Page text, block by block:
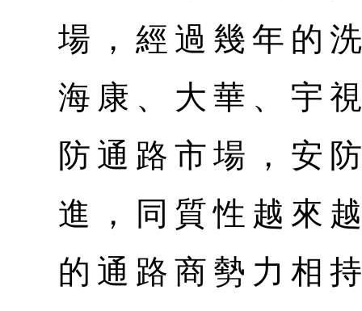
場，經過幾年的
海康、大華、宇
防通路市場，安
進，同質性越來
的通路商勢力相